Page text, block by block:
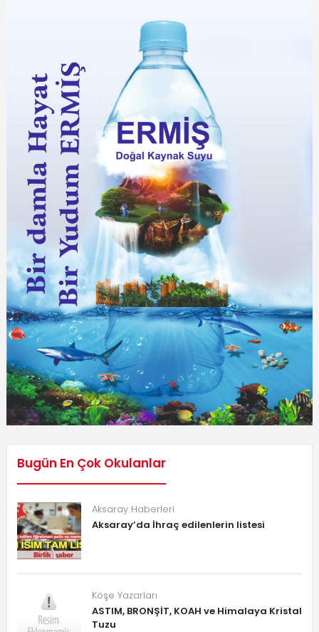
Bugün En Çok Okulanlar
Aksaray Haberleri
Aksaray’da İhraç edilenlerin listesi
Köşe Yazarları
ASTIM, BRONŞİT, KOAH ve Himalaya Kristal
Tuzu